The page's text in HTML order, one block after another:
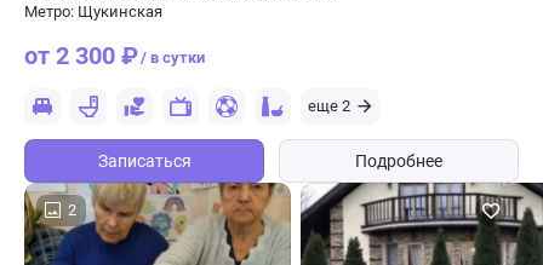
Метро: Щукинская
от 2 300 ₽/ в сутки
еще 2
Записаться Подробнее
2